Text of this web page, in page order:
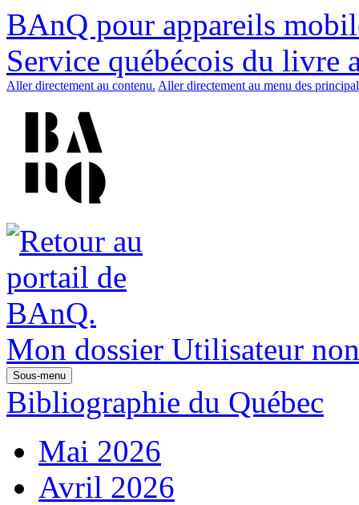
BAnQ pour appareils
Service québécois du livre
Aller directement au contenu. Aller directement au menu des
Mon dossier Utilisateur
Sous-menu
Bibliographie du Québec
Mai 2026
Avril 2026